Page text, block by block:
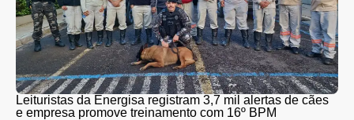
Leituristas da Energisa registram 3,7 mil alertas de cães
e empresa promove treinamento com 16º BPM